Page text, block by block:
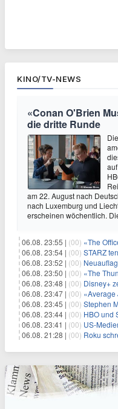
KINO/TV-NEWS
«Conan O'Brien
die dritte Runde
am 22. August nach
nach Luxemburg und
erscheinen wöchentlich.
06.08. 23:55 | (00) «The Office»-
06.08. 23:54 | (00) STARZ
06.08. 23:52 | (00) Neuauflage
06.08. 23:50 | (00) «The
06.08. 23:48 | (00) Disney+
06.08. 23:47 | (00) «Average
06.08. 23:45 | (00) Stephen
06.08. 23:44 | (00) HBO und
06.08. 23:41 | (00) US-
06.08. 21:28 | (00) Roku